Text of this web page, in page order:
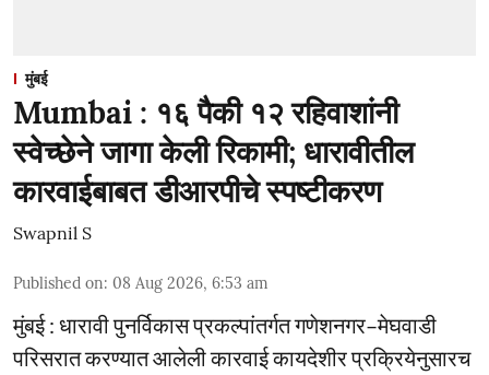
मुंबई
Mumbai : १६ पैकी १२ रहिवाशांनी
स्वेच्छेने जागा केली रिकामी; धारावीतील
कारवाईबाबत डीआरपीचे स्पष्टीकरण
Swapnil S
Published on: 08 Aug 2026, 6:53 am
मुंबई : धारावी पुनर्विकास प्रकल्पांतर्गत गणेशनगर–मेघवाडी
परिसरात करण्यात आलेली कारवाई कायदेशीर प्रक्रियेनुसारच